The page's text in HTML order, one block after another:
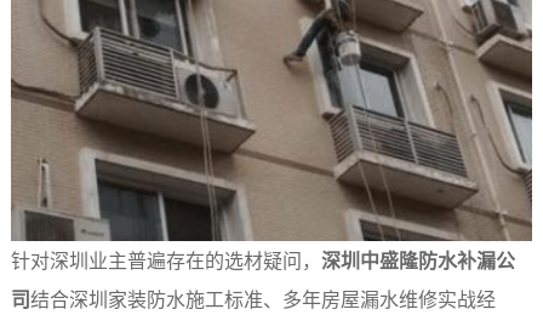
针对深圳业主普遍存在的选材疑问， 深圳中盛隆防水补漏公
司结合深圳家装防水施工标准、多年房屋漏水维修实战经